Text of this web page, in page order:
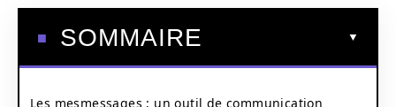
SOMMAIRE
Les mesmessages : un outil de communication